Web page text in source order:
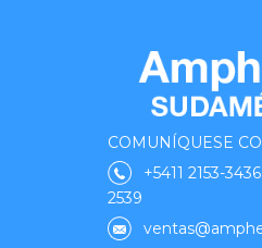
COMUNÍQUESE
+5411 2153-
2539